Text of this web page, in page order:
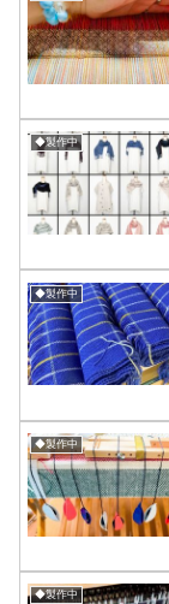
◆製作中
◆製作中
◆製作中
◆製作中